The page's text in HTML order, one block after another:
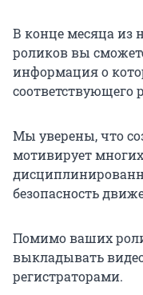
В конце месяца из
роликов вы
информация о
соответствующего
Мы уверены, что
мотивирует многих
безопасность
Помимо ваших
выкладывать
регистраторами.